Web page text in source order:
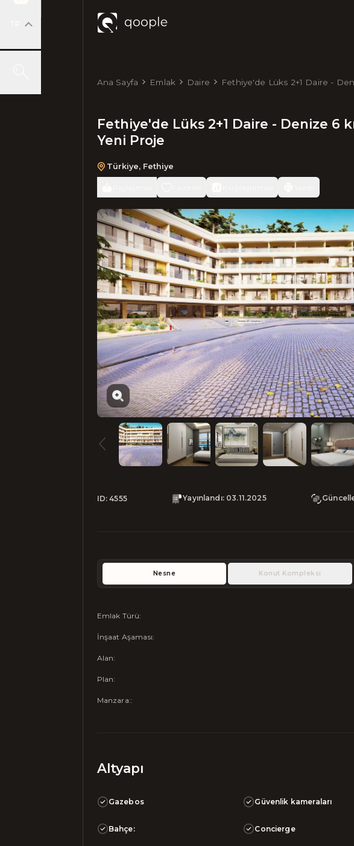
Ana Sayfa Emlak Daire
Fethiye'de Lüks 2+1 Daire -
Fethiye'de Lüks 2+1 Daire - Denize 6
Yeni Proje
Türkiye, Fethiye
ID:4555 Yayınlandı: 03.11.2025
Nesne Konut Kompleksi
Emlak Türü:
İnşaat Aşaması:
Alan:
Plan:
Manzara::
Altyapı
Gazebos Güvenlik kameraları
Bahçe: Concierge